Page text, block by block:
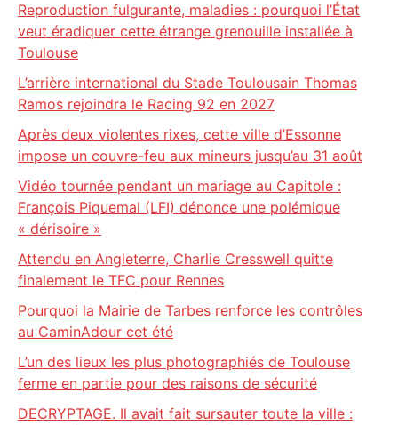
Reproduction fulgurante, maladies : pourquoi l’État
veut éradiquer cette étrange grenouille installée à
Toulouse
L’arrière international du Stade Toulousain Thomas
Ramos rejoindra le Racing 92 en 2027
Après deux violentes rixes, cette ville d’Essonne
impose un couvre-feu aux mineurs jusqu’au 31 août
Vidéo tournée pendant un mariage au Capitole :
François Piquemal (LFI) dénonce une polémique
« dérisoire »
Attendu en Angleterre, Charlie Cresswell quitte
finalement le TFC pour Rennes
Pourquoi la Mairie de Tarbes renforce les contrôles
au CaminAdour cet été
L’un des lieux les plus photographiés de Toulouse
ferme en partie pour des raisons de sécurité
DECRYPTAGE. Il avait fait sursauter toute la ville :